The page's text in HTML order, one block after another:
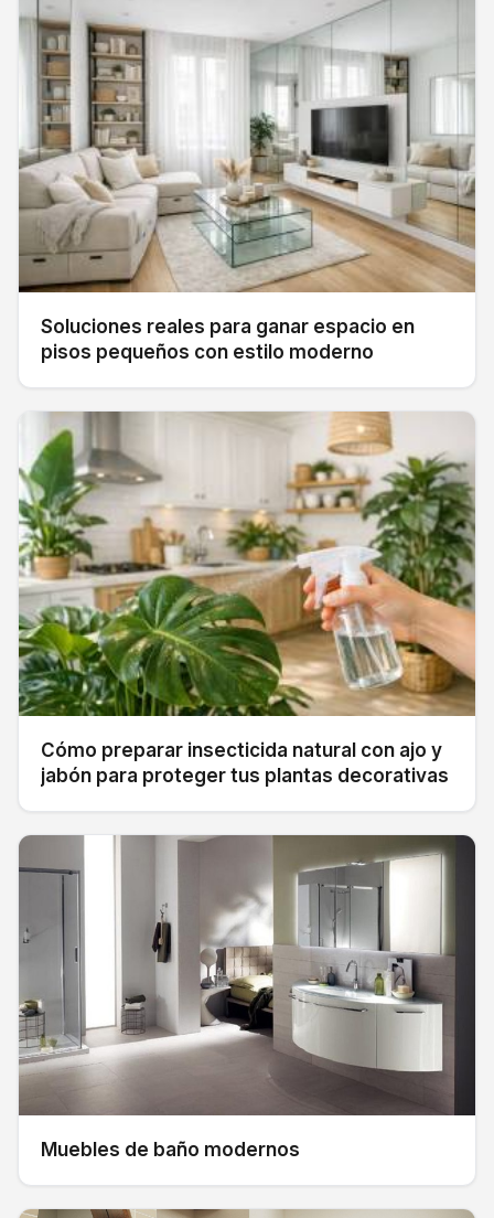
Soluciones reales para ganar espacio en
pisos pequeños con estilo moderno
Cómo preparar insecticida natural con ajo y
jabón para proteger tus plantas decorativas
Muebles de baño modernos